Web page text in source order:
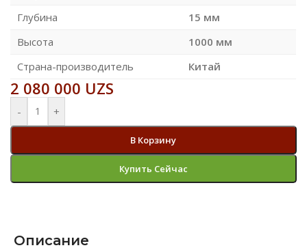
Глубина
15 мм
Высота
1000 мм
Страна-производитель
Китай
2 080 000 UZS
- +
В Корзину
Купить Сейчас
Описание